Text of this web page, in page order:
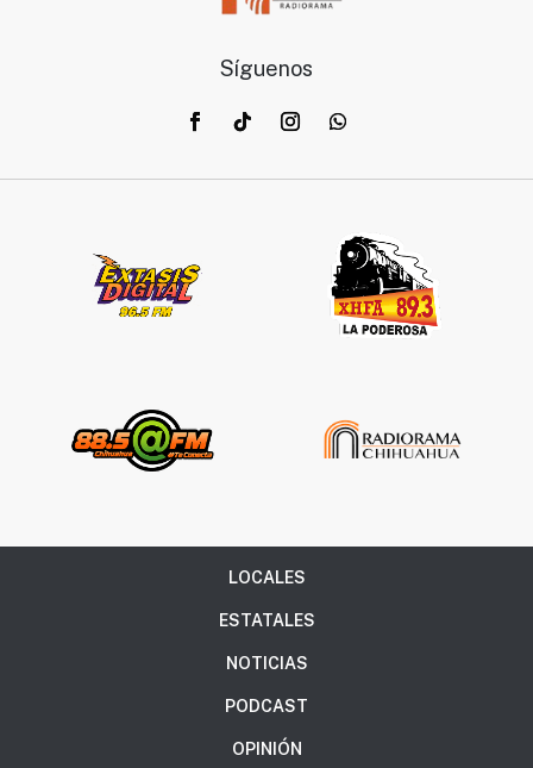
Síguenos
LOCALES
ESTATALES
NOTICIAS
PODCAST
OPINIÓN